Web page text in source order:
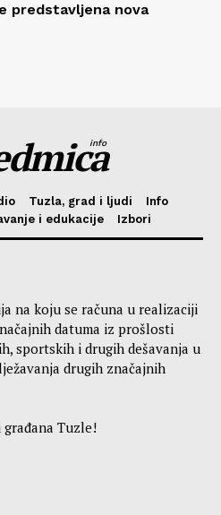
predstavljena nova
info
Tuzla, grad i ljudi
Info
i edukacije Izbori
na koju se računa u realizaciji
datuma iz prošlosti
sportskih i drugih dešavanja u
drugih značajnih
građana Tuzle!